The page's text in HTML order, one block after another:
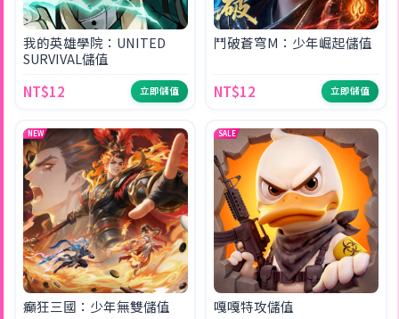
我的英雄學院：UNITED
SURVIVAL儲值
NT$12
立即儲值
鬥破蒼穹M：少年崛起儲值
NT$12 立即儲值
NEW
癲狂三國：少年無雙儲值
SALE
嘎嘎特攻儲值